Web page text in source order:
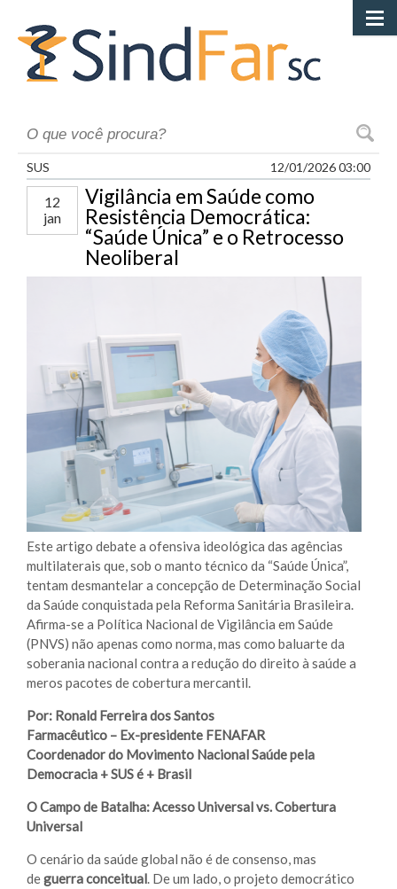
Filie-
SUS 12/01/2026 03:00
12
jan
Vigilância em Saúde como
Resistência Democrática:
“Saúde Única” e o Retrocesso
Neoliberal
Este artigo debate a ofensiva ideológica das agências
multilaterais que, sob o manto técnico da “Saúde Única”,
tentam desmantelar a concepção de Determinação Social
da Saúde conquistada pela Reforma Sanitária Brasileira.
Afirma-se a Política Nacional de Vigilância em Saúde
(PNVS) não apenas como norma, mas como baluarte da
soberania nacional contra a redução do direito à saúde a
meros pacotes de cobertura mercantil.
Por: Ronald Ferreira dos Santos
Farmacêutico – Ex-presidente FENAFAR
Coordenador do Movimento Nacional Saúde pela
Democracia + SUS é + Brasil
O Campo de Batalha: Acesso Universal vs. Cobertura
Universal
O cenário da saúde global não é de consenso, mas
deguerra conceitual. De um lado, o projeto democrático